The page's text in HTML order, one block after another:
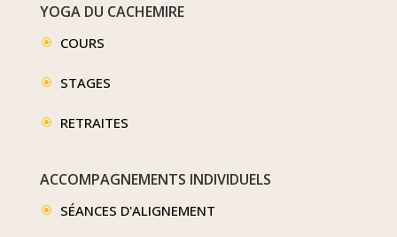
YOGA DU CACHEMIRE
\ COURS
\ STAGES
\ RETRAITES
ACCOMPAGNEMENTS INDIVIDUELS
\ SÉANCES D'ALIGNEMENT